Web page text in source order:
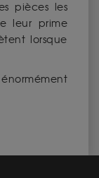
pièces les
leur prime
lorsque